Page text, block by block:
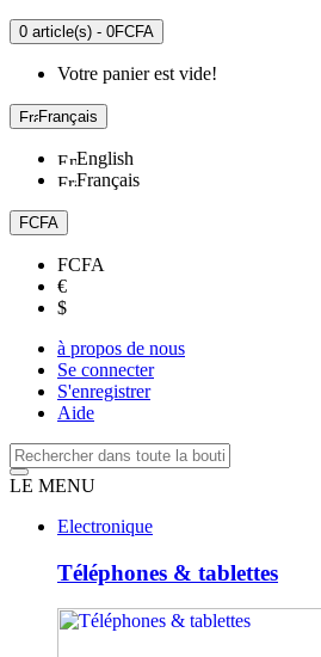
0 article(s) - 0FCFA
Votre panier est vide!
Français
English
Français
FCFA
FCFA
€
$
à propos de nous
Se connecter
S'enregistrer
Aide
LE MENU
Electronique
Téléphones & tablettes